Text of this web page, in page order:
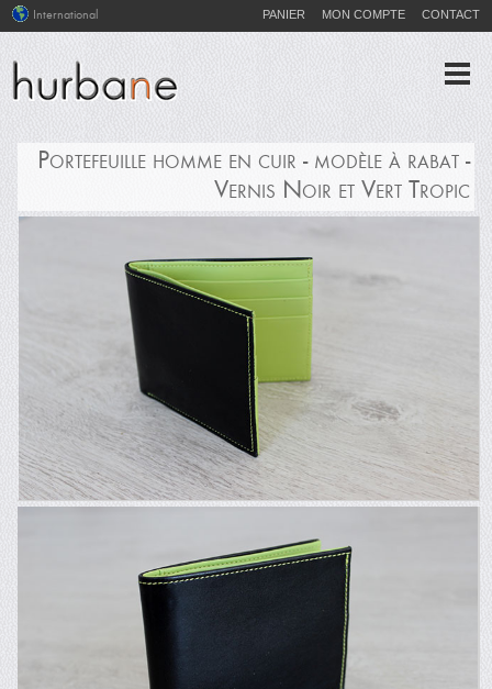
PANIER MON COMPTE CONTACT
International
Portefeuille homme en cuir - modèle à rabat -
Vernis Noir et Vert Tropic